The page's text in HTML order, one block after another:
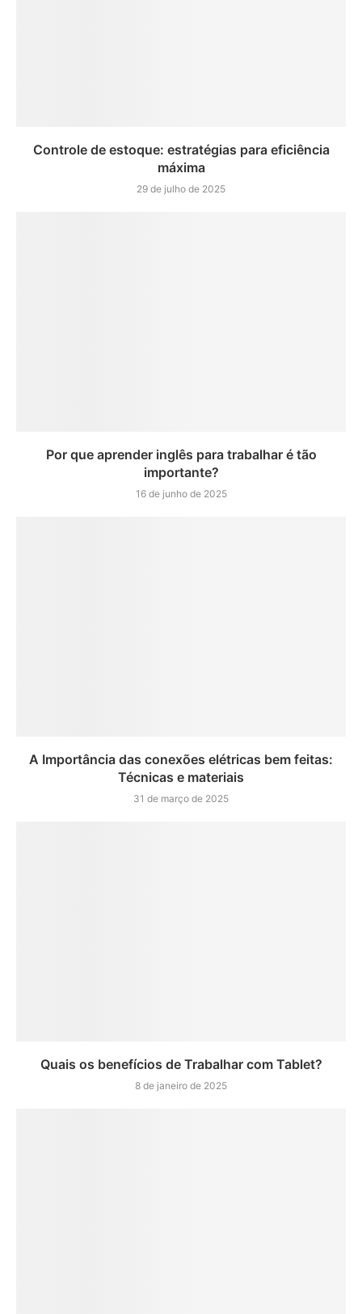
Controle de estoque: estratégias para eficiência
máxima
29 de julho de 2025
Por que aprender inglês para trabalhar é tão
importante?
16 de junho de 2025
A Importância das conexões elétricas bem feitas:
Técnicas e materiais
31 de março de 2025
Quais os benefícios de Trabalhar com Tablet?
8 de janeiro de 2025